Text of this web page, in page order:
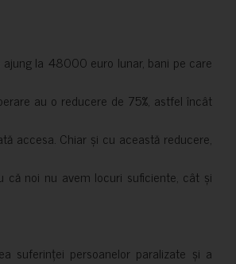
la 48000 euro lunar, bani pe care
au o reducere de 75%, astfel încât
accesa. Chiar și cu această reducere,
noi nu avem locuri suficiente, cât și
suferinței persoanelor paralizate și a